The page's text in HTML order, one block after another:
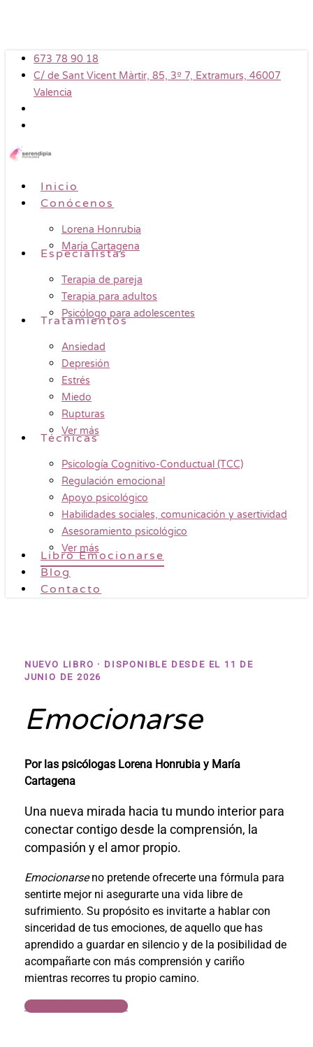
content673 78 90 18
C/ de Sant Vicent Màrtir, 85, 3º 7, Extramurs, 46007
Valencia
Menu
Inicio
Conócenos
Lorena Honrubia
María Cartagena
Especialistas
Terapia de pareja
Terapia para adultos
Psicólogo para adolescentes
Tratamientos
Ansiedad
Depresión
Estrés
Miedo
Rupturas
Ver más
Técnicas
Psicología Cognitivo-Conductual (TCC)
Regulación emocional
Apoyo psicológico
Habilidades sociales, comunicación y asertividad
Asesoramiento psicológico
Ver más
Libro Emocionarse
Blog
Contacto
NUEVO LIBRO · DISPONIBLE DESDE EL 11 DE
JUNIO DE 2026
Emocionarse
Por las psicólogas Lorena Honrubia y María
Cartagena
Una nueva mirada hacia tu mundo interior para
conectar contigo desde la comprensión, la
compasión y el amor propio.
Emocionarseno pretende ofrecerte una fórmula para
sentirte mejor ni asegurarte una vida libre de
sufrimiento. Su propósito es invitarte a hablar con
sinceridad de tus emociones, de aquello que has
aprendido a guardar en silencio y de la posibilidad de
acompañarte con más comprensión y cariño
mientras recorres tu propio camino.
CONSIGUE TU LIBRO